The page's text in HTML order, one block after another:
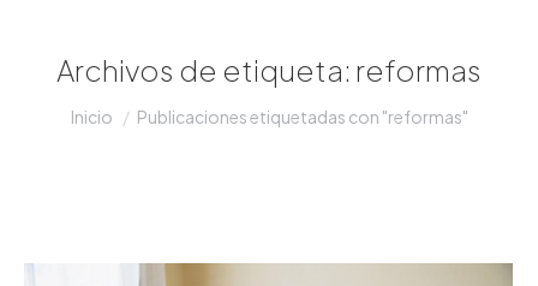
Archivos de etiqueta: reformas
Estás aquí:
Inicio Publicaciones etiquetadas con "reformas"